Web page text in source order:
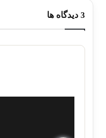
‫3 دیدگاه ها